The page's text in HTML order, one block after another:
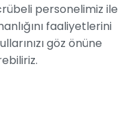
personelimiz ile
faaliyetlerini
göz önüne